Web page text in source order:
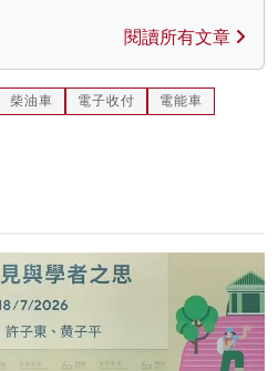
閱讀所有文章
柴油車 電子收付
電能車